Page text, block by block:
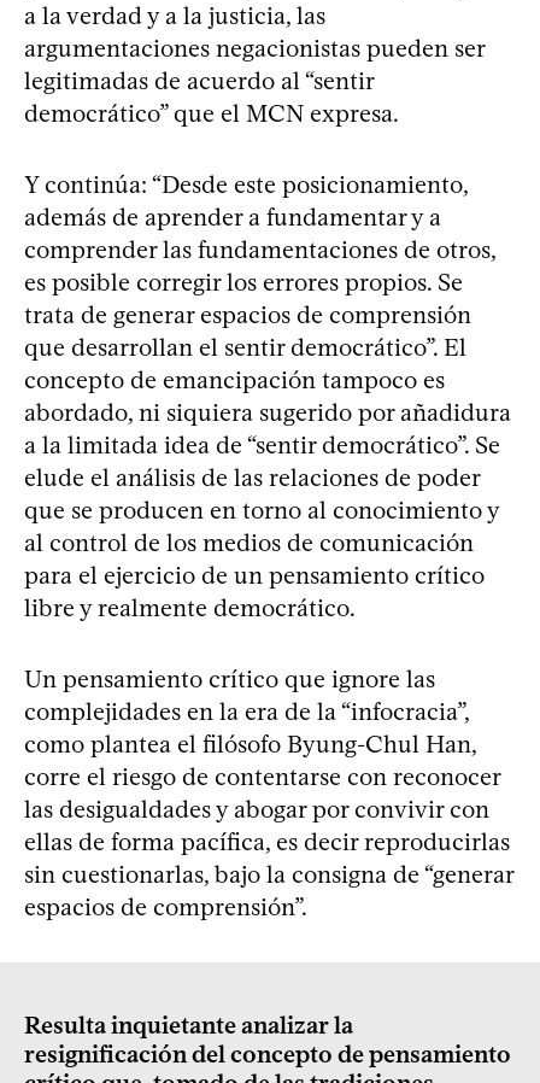
a la verdad y a la justicia, las
argumentaciones negacionistas pueden ser
legitimadas de acuerdo al “sentir
democrático” que el MCN expresa.
Y continúa: “Desde este posicionamiento,
además de aprender a fundamentar y a
comprender las fundamentaciones de otros,
es posible corregir los errores propios. Se
trata de generar espacios de comprensión
que desarrollan el sentir democrático”. El
concepto de emancipación tampoco es
abordado, ni siquiera sugerido por añadidura
a la limitada idea de “sentir democrático”. Se
elude el análisis de las relaciones de poder
que se producen en torno al conocimiento y
al control de los medios de comunicación
para el ejercicio de un pensamiento crítico
libre y realmente democrático.
Un pensamiento crítico que ignore las
complejidades en la era de la “infocracia”,
como plantea el filósofo Byung-Chul Han,
corre el riesgo de contentarse con reconocer
las desigualdades y abogar por convivir con
ellas de forma pacífica, es decir reproducirlas
sin cuestionarlas, bajo la consigna de “generar
espacios de comprensión”.
Resulta inquietante analizar la
resignificación del concepto de pensamiento